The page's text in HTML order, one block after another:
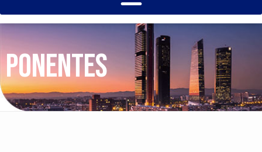
PONENTES